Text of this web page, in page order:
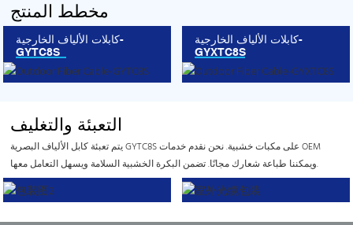
مخطط المنتج
كابلات الألياف الخارجية-
GYTC8S
كابلات الألياف الخارجية-
GYXTC8S
التعبئة والتغليف
يتم تعبئة كابل الألياف البصرية GYTC8S على مكبات خشبية. نحن نقدم خدمات OEM
ويمكننا طباعة شعارك مجانًا. تضمن البكرة الخشبية السلامة ويسهل التعامل معها.